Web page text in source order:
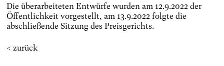
Die überarbeiteten Entwürfe wurden am 12.9.2022 der
Öffentlichkeit vorgestellt, am 13.9.2022 folgte die
abschließende Sitzung des Preisgerichts.
< zurück